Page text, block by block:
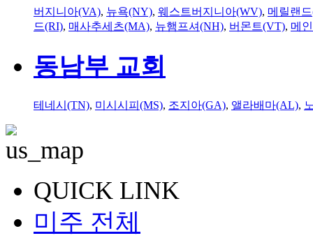
버지니아(VA), 뉴욕(NY), 웨스트버지니아(WV), 메릴랜
드(RI), 매사추세츠(MA), 뉴햄프셔(NH), 버몬트(VT), 메
동남부 교회
테네시(TN), 미시시피(MS), 조지아(GA), 앨라배마(AL),
QUICK LINK
미주 전체